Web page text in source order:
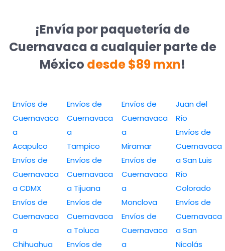
¡Envía por paquetería de
Cuernavaca a cualquier parte de
México desde $89 mxn!
Envíos de
Cuernavaca
a
Acapulco
Envíos de
Cuernavaca
a CDMX
Envíos de
Cuernavaca
a
Chihuahua
Envíos de
Cuernavaca
a
Tampico
Envíos de
Cuernavaca
a Tijuana
Envíos de
Cuernavaca
a Toluca
Envíos de
Envíos de
Cuernavaca
a
Miramar
Envíos de
Cuernavaca
a
Monclova
Envíos de
Cuernavaca
a
Juan del
Río
Envíos de
Cuernavaca
a San Luis
Río
Colorado
Envíos de
Cuernavaca
a San
Nicolás